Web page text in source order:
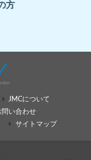
方
JMCについて
問い合わせ
サイトマップ